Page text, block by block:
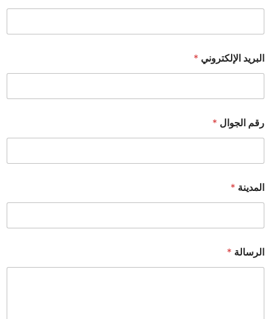
البريد الإلكتروني *
رقم الجوال *
المدينة *
الرسالة *